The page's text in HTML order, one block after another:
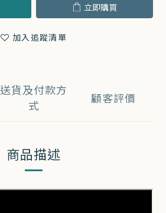
立即購買
加入追蹤清單
送貨及付款方
式
顧客評價
商品描述